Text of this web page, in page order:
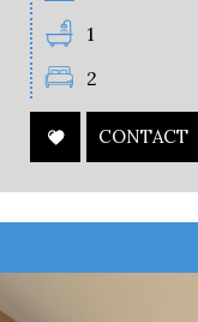
1
2
CONTACT